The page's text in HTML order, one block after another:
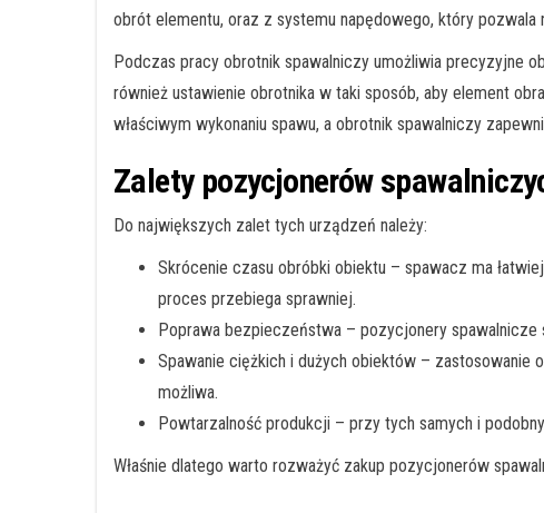
obrót elementu, oraz z systemu napędowego, który pozwala
Podczas pracy obrotnik spawalniczy umożliwia precyzyjne
również ustawienie obrotnika w taki sposób, aby element
właściwym wykonaniu spawu, a obrotnik spawalniczy
Zalety pozycjonerów
Do największych zalet tych urządzeń należy:
Skrócenie czasu obróbki obiektu – spawacz ma
proces przebiega sprawniej.
Poprawa bezpieczeństwa – pozycjonery
Spawanie ciężkich i dużych obiektów – zastosowanie
możliwa.
Powtarzalność produkcji – przy tych samych i
Właśnie dlatego warto rozważyć zakup pozycjonerów